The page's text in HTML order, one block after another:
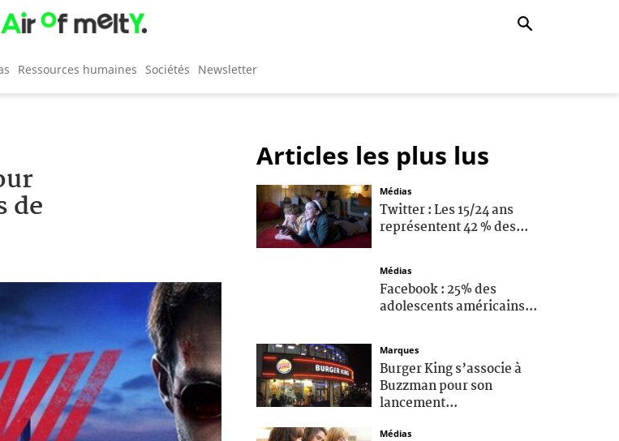
Ressources humaines Sociétés Newsletter
de
Articles les plus lus
Médias
Twitter : Les 15/24 ans
représentent 42 % des...
Médias
Facebook : 25% des
adolescents américains...
Marques
Burger King s’associe à
Buzzman pour son
lancement...
Médias